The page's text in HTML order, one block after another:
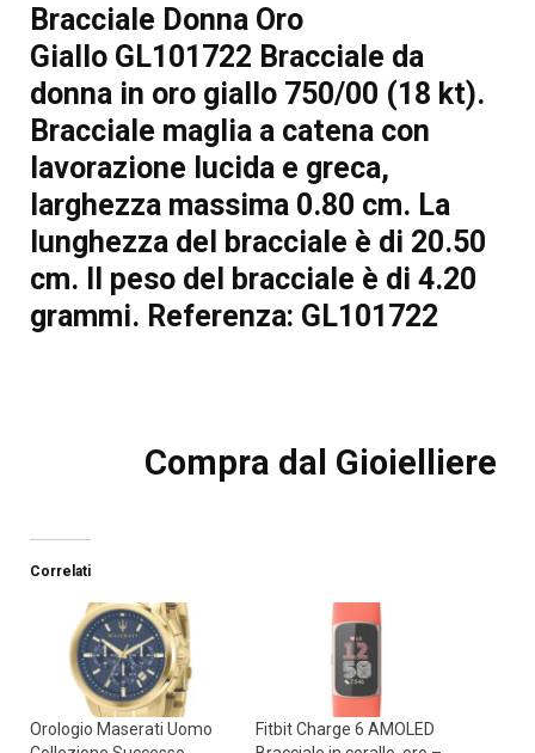
Bracciale Donna Oro
Giallo GL101722 Bracciale da
donna in oro giallo 750/00 (18 kt).
Bracciale maglia a catena con
lavorazione lucida e greca,
larghezza massima 0.80 cm. La
lunghezza del bracciale è di 20.50
cm. Il peso del bracciale è di 4.20
grammi. Referenza: GL101722
Compra dal Gioielliere
Correlati
Orologio Maserati Uomo
Fitbit Charge 6 AMOLED